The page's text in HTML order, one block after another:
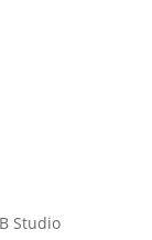
Studio